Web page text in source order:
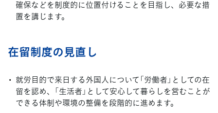
確保などを制度的に位置付けることを目指し、必要な措
置を講じます。
在留制度の見直し
就労目的で来日する外国人について「労働者」としての在
留を認め、「生活者」として安心して暮らしを営むことが
できる体制や環境の整備を段階的に進めます。